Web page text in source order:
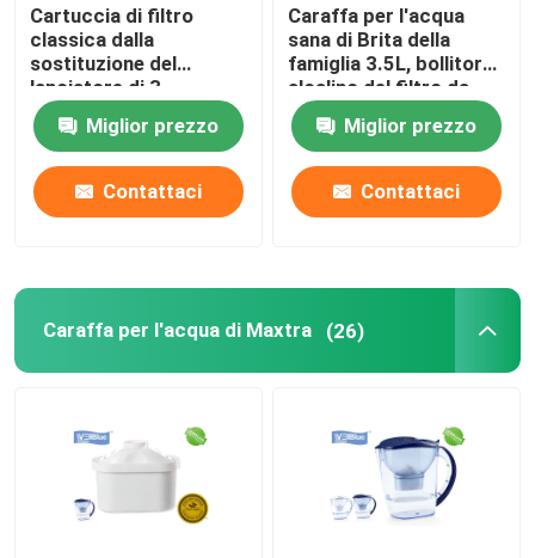
Cartuccia di filtro
classica dalla
sostituzione del
lanciatore di 3
pacchetti con il corpo
della plastica del
commestibile
Miglior prezzo
Contattaci
Caraffa per l'acqua
sana di Brita della
famiglia 3.5L, bollitore
alcalino del filtro da
acqua
Miglior prezzo
Contattaci
Caraffa per l'acqua di Maxtra (26)